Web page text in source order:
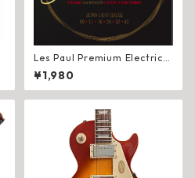
Les Paul Premium Electric
Guitar Strings
¥1,980